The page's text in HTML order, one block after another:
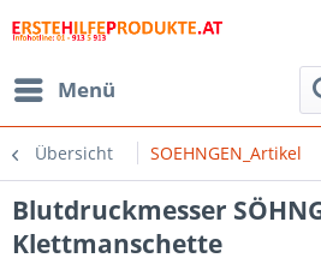
Menü
Übersicht SOEHNGEN_Artikel
Blutdruckmesser
Klettmanschette